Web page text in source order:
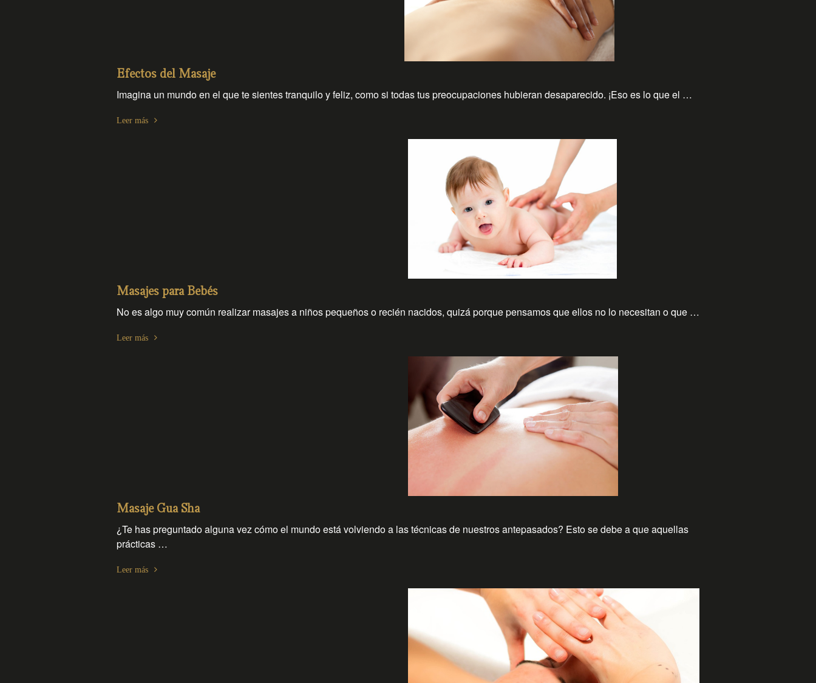
Efectos del Masaje
Imagina un mundo en el que te sientes tranquilo y feliz, como si todas tus preocupaciones hubieran desaparecido. ¡Eso es lo que el …
Leer más
Masajes para Bebés
No es algo muy común realizar masajes a niños pequeños o recién nacidos, quizá porque pensamos que ellos no lo necesitan o que …
Leer más
Masaje Gua Sha
¿Te has preguntado alguna vez cómo el mundo está volviendo a las técnicas de nuestros antepasados? Esto se debe a que aquellas
prácticas …
Leer más